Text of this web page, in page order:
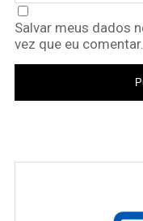
Salvar meus dados
vez que eu comentar.